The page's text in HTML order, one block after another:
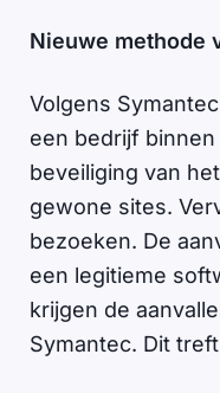
Nieuwe methode
Volgens
een bedrijf
beveiliging van
gewone sites.
bezoeken. De
een legitieme
krijgen de
Symantec. Dit